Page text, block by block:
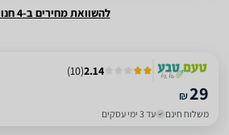
להשוואת מחירים ב-4 חנויות
2.14
(
10
)
₪29
משלוח חינם עד 3 ימי עסקים